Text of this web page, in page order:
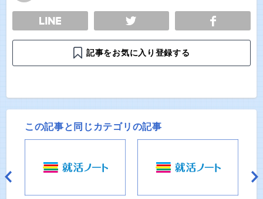
TWEET
記事をお気に入り登録する
この記事と同じカテゴリの記事